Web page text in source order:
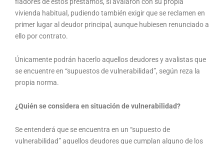
vivienda habitual, pudiendo también exigir que se reclamen en
primer lugar al deudor principal, aunque hubiesen renunciado a
ello por contrato.
Únicamente podrán hacerlo aquellos deudores y avalistas que
se encuentre en “supuestos de vulnerabilidad”, según reza la
propia norma.
¿Quién se considera en situación de vulnerabilidad?
Se entenderá que se encuentra en un “supuesto de
vulnerabilidad” aquellos deudores que cumplan alguno de los